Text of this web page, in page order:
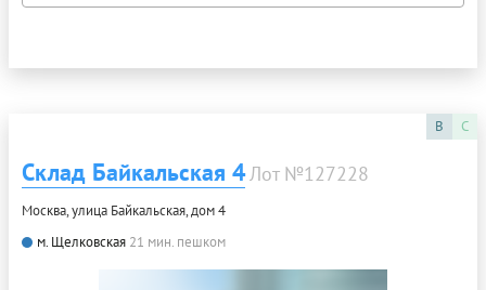
B C
Склад Байкальская 4Лот №127228
Москва, улица Байкальская, дом 4
м. Щелковская 21 мин. пешком